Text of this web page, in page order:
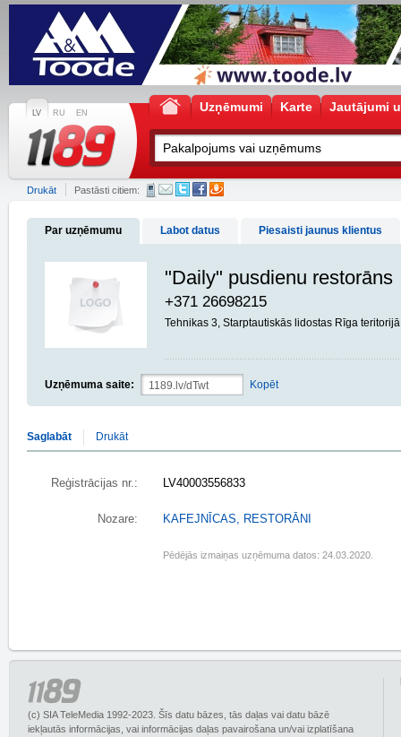
LV RU EN Uzņēmumi Karte Jautājumi
Drukāt Pastāsti citiem:
Par uzņēmumu Labot datus Piesaisti jaunus klientus
"Daily" pusdienu restorāns
+371 26698215
Tehnikas 3, Starptautiskās lidostas Rīga
Uzņēmuma saite: Kopēt
Saglabāt Drukāt
Reģistrācijas nr.: LV40003556833
Nozare: KAFEJNĪCAS, RESTORĀNI
Pēdējās izmaiņas uzņēmuma datos: 24.03.2020.
(c) SIA TeleMedia 1992-2023. Šīs datu bāzes, tās daļas vai datu bāzē
iekļautās informācijas, vai informācijas daļas pavairošana un/vai izplatīšana